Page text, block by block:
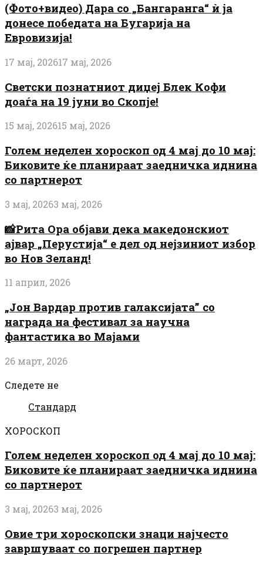
(Фото+видео) Дара со „Бангаранга“ ѝ ја
донесе победата на Бугарија на
Евровизија!
17 мај, 202617 мај, 2026
Светски познатниот диџеј Блек Кофи
доаѓа на 19 јуни во Скопје!
15 мај, 202615 мај, 2026
Голем неделен хороскоп од 4 мај до 10 мај:
Биковите ќе планираат заедничка иднина
со партнерот
3 мај, 20263 мај, 2026
📸Рита Ора објави дека македонскиот
ајвар „Перустија“ е дел од нејзиниот избор
во Нов Зеланд!
11 април, 2026
„Јон Вардар против галаксијата” со
награда на фестивал за научна
фантастика во Мајами
26 март, 2026
Следете не
Стандард
ХОРОСКОП
Голем неделен хороскоп од 4 мај до 10 мај:
Биковите ќе планираат заедничка иднина
со партнерот
3 мај, 20263 мај, 2026
Овие три хороскопски знаци најчесто
завршуваат со погрешен партнер